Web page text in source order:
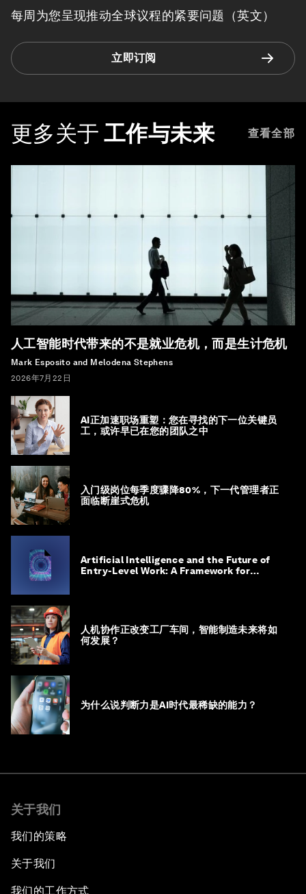
每周为您呈现推动全球议程的紧要问题（英文）
立即订阅
更多关于 工作与未来 查看全部
人工智能时代带来的不是就业危机，而是生计危机
Mark Esposito and Melodena Stephens
2026年7月22日
AI正加速职场重塑：您在寻找的下一位关键员
工，或许早已在您的团队之中
入门级岗位每季度骤降80%，下一代管理者正
面临断崖式危机
Artificial Intelligence and the Future of
Entry-Level Work: A Framework for
人机协作正改变工厂车间，智能制造未来将如
何发展？
为什么说判断力是AI时代最稀缺的能力？
关于我们
我们的策略
关于我们
我们的工作方式